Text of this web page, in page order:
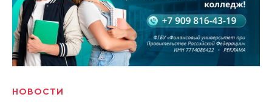
НОВОСТИ